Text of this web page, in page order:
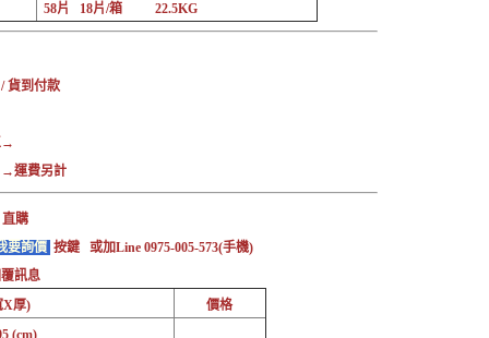
58片 18片/箱 22.5KG
貨到付款
→
費另計
購
詢價 按鍵 或加Line 0975-005-573(手機)
訊息
X厚)
價格
(cm)